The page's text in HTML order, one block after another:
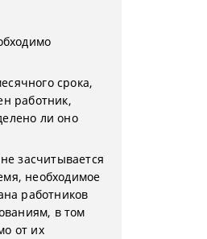
срока,
работник,
ли оно
засчитывается
необходимое
работников
в том
от их